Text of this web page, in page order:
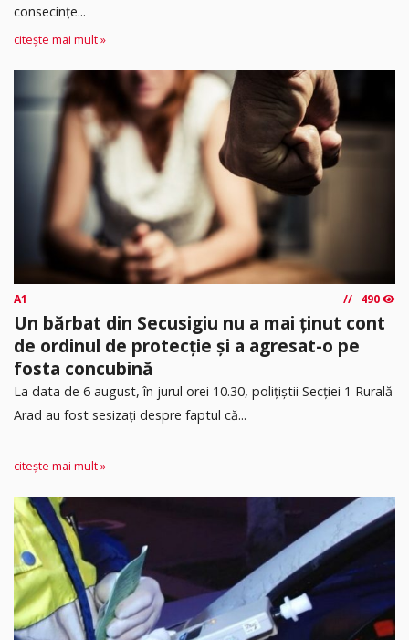
consecințe...
citește mai mult »
A1 490
Un bărbat din Secusigiu nu a mai ținut cont
de ordinul de protecție și a agresat-o pe
fosta concubină
​La data de 6 august, în jurul orei 10.30, polițiștii Secției 1 Rurală
Arad au fost sesizați despre faptul că...
citește mai mult »